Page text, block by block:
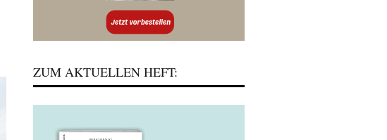
ZUM AKTUELLEN HEFT: